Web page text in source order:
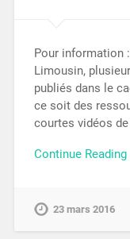
Pour information
Limousin,
publiés dans le
ce soit des
courtes vidéos
Continue
23 mars 2016